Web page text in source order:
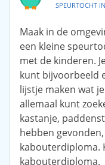
SPEURTOCHT
Maak in de
een kleine
met de kinderen.
kunt bijvoorbeeld
lijstje maken wat je
allemaal kunt
kastanje,
hebben
kabouterdiploma.
kabouterdiploma.